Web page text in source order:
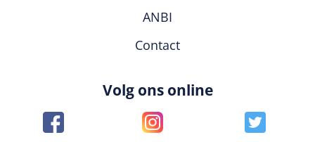
ANBI
Contact
Volg ons online